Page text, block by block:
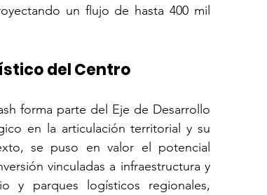
un flujo de hasta 400 mil
del Centro
forma parte del Eje de Desarrollo
en la articulación territorial y su
se puso en valor el potencial
vinculadas a infraestructura y
y parques logísticos regionales,